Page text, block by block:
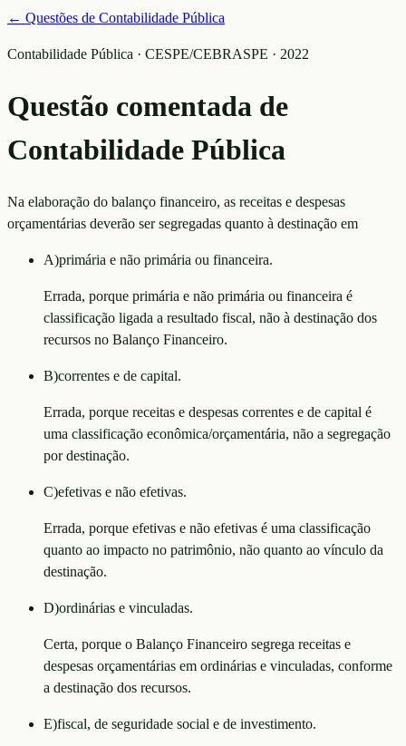
← Questões de Contabilidade Pública
Contabilidade Pública · CESPE/CEBRASPE · 2022
Questão comentada de
Contabilidade Pública
Na elaboração do balanço financeiro, as receitas e despesas
orçamentárias deverão ser segregadas quanto à destinação em
A)primária e não primária ou financeira.
Errada, porque primária e não primária ou financeira é
classificação ligada a resultado fiscal, não à destinação dos
recursos no Balanço Financeiro.
B)correntes e de capital.
Errada, porque receitas e despesas correntes e de capital é
uma classificação econômica/orçamentária, não a segregação
por destinação.
C)efetivas e não efetivas.
Errada, porque efetivas e não efetivas é uma classificação
quanto ao impacto no patrimônio, não quanto ao vínculo da
destinação.
D)ordinárias e vinculadas.
Certa, porque o Balanço Financeiro segrega receitas e
despesas orçamentárias em ordinárias e vinculadas, conforme
a destinação dos recursos.
E)fiscal, de seguridade social e de investimento.